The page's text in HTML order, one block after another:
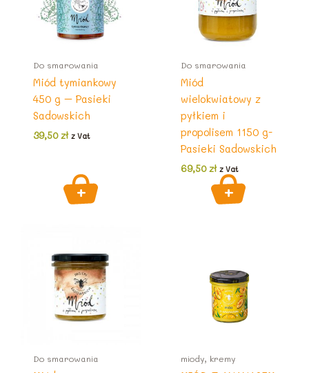
Do smarowania
Miód tymiankowy
450 g – Pasieki
Sadowskich
39,50zł z Vat
Do smarowania
Miód
wielokwiatowy z
pyłkiem i
propolisem 1150 g-
Pasieki Sadowskich
69,50zł z Vat
Do smarowania miody, kremy